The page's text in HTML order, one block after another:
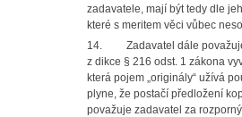
zadavatele, mají být tedy dle
které s meritem věci vůbec
14. Zadavatel dále považuje
z dikce § 216 odst. 1 zákona
která pojem „originály“ užívá
plyne, že postačí předložení
považuje zadavatel za